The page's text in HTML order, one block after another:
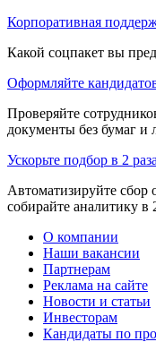
Корпоративная
Какой соцпакет вы
Оформляйте
Проверяйте
документы без бумаг и
Ускорьте подбор в 2
Автоматизируйте сбор
собирайте аналитику в
О компании
Наши вакансии
Партнерам
Реклама на сайте
Новости и статьи
Инвесторам
Кандидаты по